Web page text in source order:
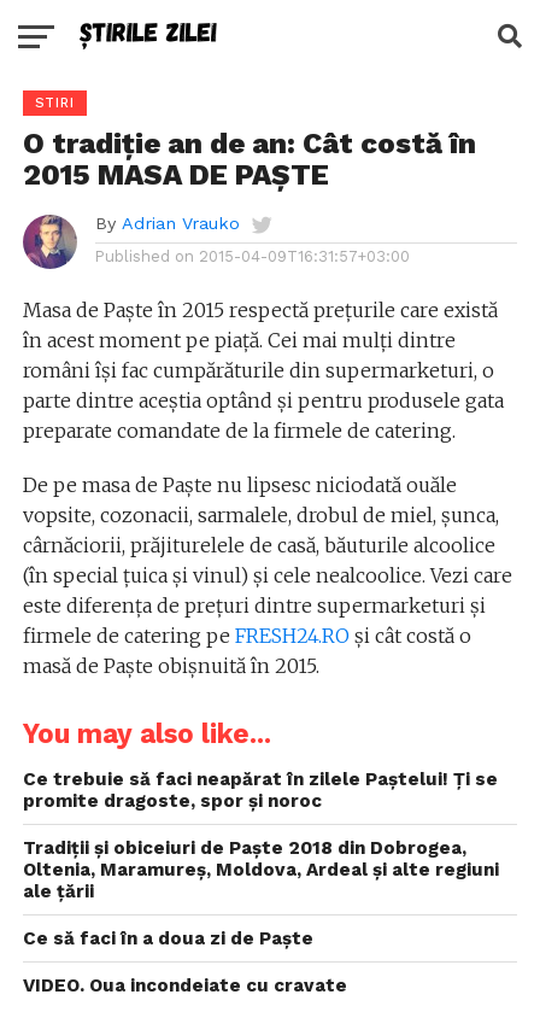
STIRI
O tradiție an de an: Cât costă în
2015 MASA DE PAȘTE
By Adrian Vrauko
Published on 2015-04-09T16:31:57+03:00
Masa de Paște în 2015 respectă prețurile care există
în acest moment pe piață. Cei mai mulți dintre
români își fac cumpărăturile din supermarketuri, o
parte dintre aceștia optând și pentru produsele gata
preparate comandate de la firmele de catering.
De pe masa de Paște nu lipsesc niciodată ouăle
vopsite, cozonacii, sarmalele, drobul de miel, șunca,
cârnăciorii, prăjiturelele de casă, băuturile alcoolice
(în special țuica și vinul) și cele nealcoolice. Vezi care
este diferența de prețuri dintre supermarketuri și
firmele de catering pe FRESH24.RO și cât costă o
masă de Paște obișnuită în 2015.
You may also like...
Ce trebuie să faci neapărat în zilele Paștelui! Ți se
promite dragoste, spor și noroc
Tradiții și obiceiuri de Paște 2018 din Dobrogea,
Oltenia, Maramureș, Moldova, Ardeal și alte regiuni
ale țării
Ce să faci în a doua zi de Paște
VIDEO. Oua incondeiate cu cravate